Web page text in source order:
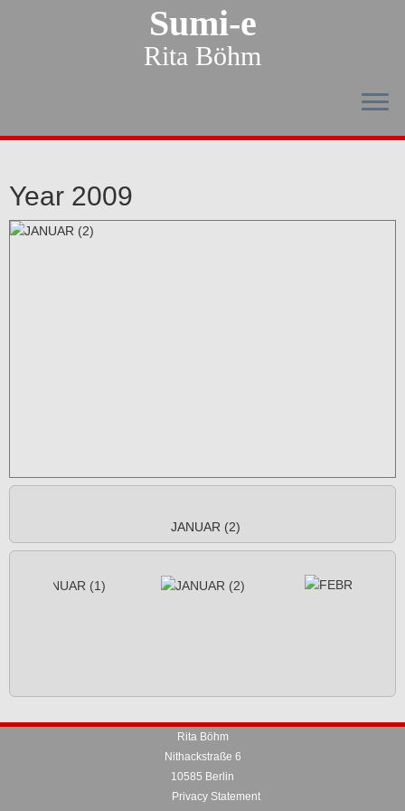
Sumi-e
Rita Böhm
Year 2009
JANUAR (2)
Rita Böhm
Nithackstraße 6
10585 Berlin
Privacy Statement